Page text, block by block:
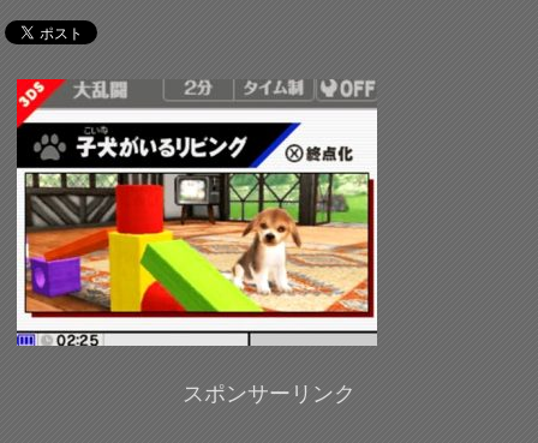
スポンサーリンク